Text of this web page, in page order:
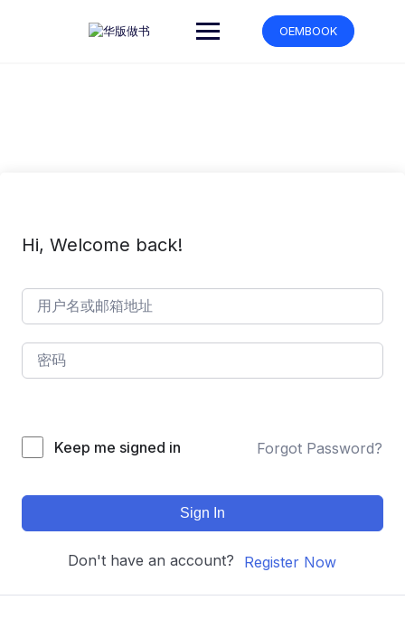
OEMBOOK
Hi, Welcome back!
Keep me signed in Forgot Password?
Sign In
Don't have an account? Register Now